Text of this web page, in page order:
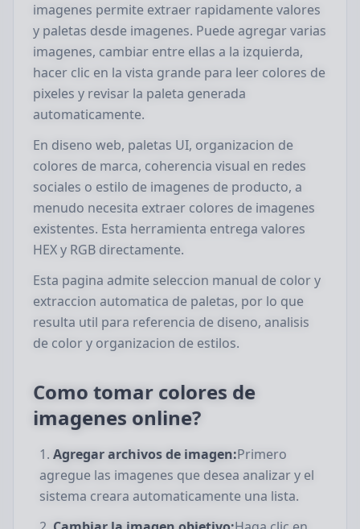
imagenes permite extraer rapidamente valores
y paletas desde imagenes. Puede agregar varias
imagenes, cambiar entre ellas a la izquierda,
hacer clic en la vista grande para leer colores de
pixeles y revisar la paleta generada
automaticamente.
En diseno web, paletas UI, organizacion de
colores de marca, coherencia visual en redes
sociales o estilo de imagenes de producto, a
menudo necesita extraer colores de imagenes
existentes. Esta herramienta entrega valores
HEX y RGB directamente.
Esta pagina admite seleccion manual de color y
extraccion automatica de paletas, por lo que
resulta util para referencia de diseno, analisis
de color y organizacion de estilos.
Como tomar colores de
imagenes online?
Agregar archivos de imagen:Primero
agregue las imagenes que desea analizar y el
sistema creara automaticamente una lista.